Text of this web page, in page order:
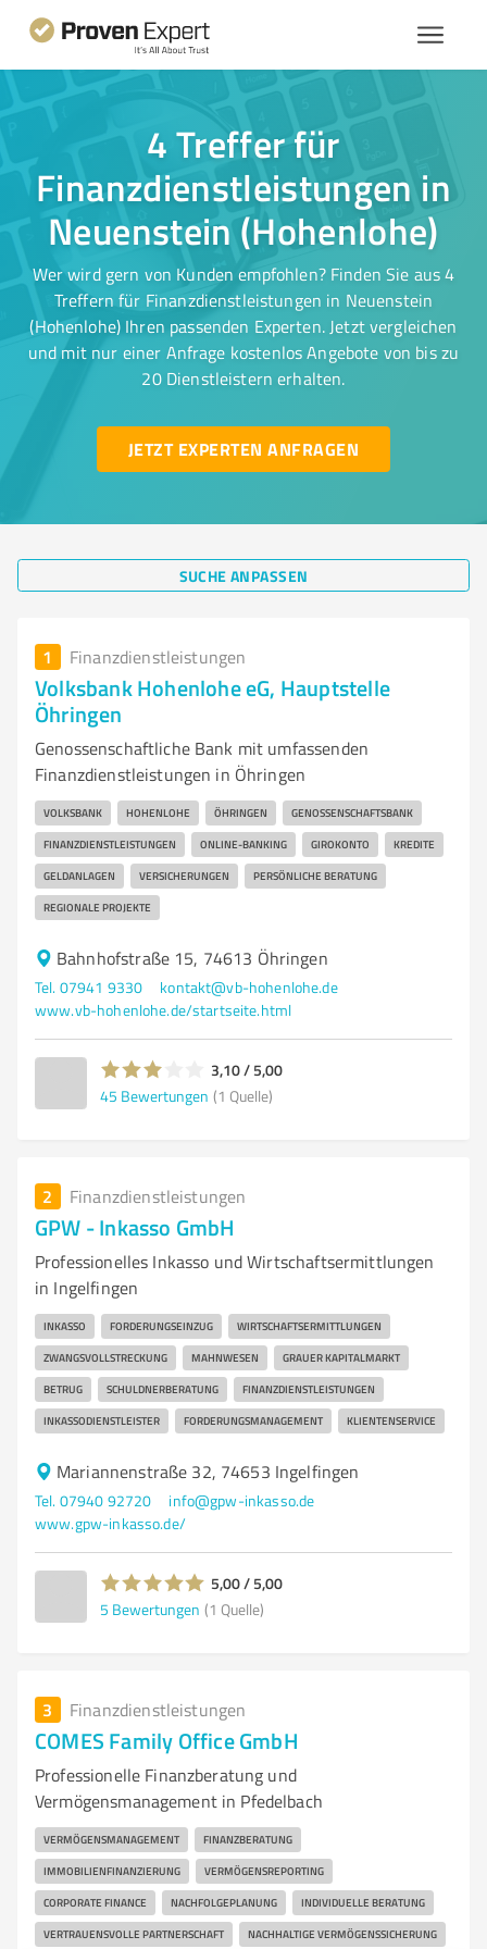
4 Treffer für
Finanzdienstleistungen in
Neuenstein (Hohenlohe)
Wer wird gern von Kunden empfohlen? Finden Sie aus 4
Treffern für Finanzdienstleistungen in Neuenstein
(Hohenlohe) Ihren passenden Experten. Jetzt vergleichen
und mit nur einer Anfrage kostenlos Angebote von bis zu
20 Dienstleistern erhalten.
JETZT EXPERTEN ANFRAGEN
SUCHE ANPASSEN
1 Finanzdienstleistungen
Volksbank Hohenlohe eG, Hauptstelle
Öhringen
Genossenschaftliche Bank mit umfassenden
Finanzdienstleistungen in Öhringen
VOLKSBANK HOHENLOHE ÖHRINGEN GENOSSENSCHAFTSBANK
FINANZDIENSTLEISTUNGEN ONLINE-BANKING GIROKONTO KREDITE
GELDANLAGEN VERSICHERUNGEN PERSÖNLICHE BERATUNG
REGIONALE PROJEKTE
Bahnhofstraße 15, 74613 Öhringen
Tel. 07941 9330
kontakt@vb-hohenlohe.de
www.vb-hohenlohe.de/startseite.html
3,10 / 5,00
45 Bewertungen (1 Quelle)
2 Finanzdienstleistungen
GPW - Inkasso GmbH
Professionelles Inkasso und Wirtschaftsermittlungen
in Ingelfingen
INKASSO FORDERUNGSEINZUG WIRTSCHAFTSERMITTLUNGEN
ZWANGSVOLLSTRECKUNG MAHNWESEN GRAUER KAPITALMARKT
BETRUG SCHULDNERBERATUNG FINANZDIENSTLEISTUNGEN
INKASSODIENSTLEISTER FORDERUNGSMANAGEMENT KLIENTENSERVICE
Mariannenstraße 32, 74653 Ingelfingen
Tel. 07940 92720
info@gpw-inkasso.de
www.gpw-inkasso.de/
5,00 / 5,00
5 Bewertungen (1 Quelle)
3 Finanzdienstleistungen
COMES Family Office GmbH
Professionelle Finanzberatung und
Vermögensmanagement in Pfedelbach
VERMÖGENSMANAGEMENT FINANZBERATUNG
IMMOBILIENFINANZIERUNG VERMÖGENSREPORTING
CORPORATE FINANCE NACHFOLGEPLANUNG INDIVIDUELLE BERATUNG
VERTRAUENSVOLLE PARTNERSCHAFT NACHHALTIGE VERMÖGENSSICHERUNG